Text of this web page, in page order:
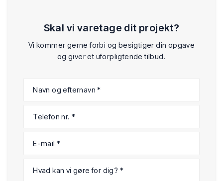
Skal vi varetage dit projekt?
Vi kommer gerne forbi og besigtiger din opgave
og giver et uforpligtende tilbud.